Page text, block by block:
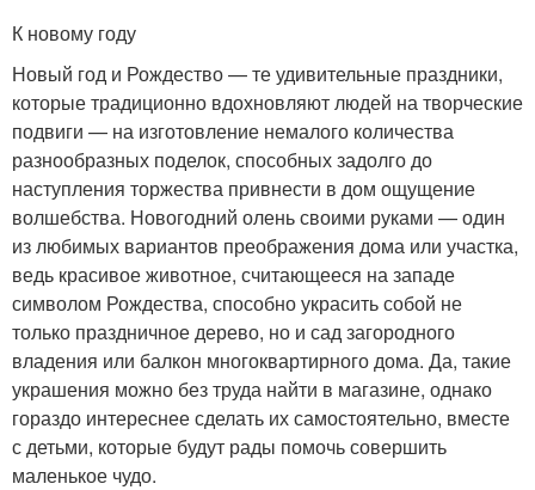
К новому году
Новый год и Рождество — те удивительные праздники,
которые традиционно вдохновляют людей на творческие
подвиги — на изготовление немалого количества
разнообразных поделок, способных задолго до
наступления торжества привнести в дом ощущение
волшебства. Новогодний олень своими руками — один
из любимых вариантов преображения дома или участка,
ведь красивое животное, считающееся на западе
символом Рождества, способно украсить собой не
только праздничное дерево, но и сад загородного
владения или балкон многоквартирного дома. Да, такие
украшения можно без труда найти в магазине, однако
гораздо интереснее сделать их самостоятельно, вместе
с детьми, которые будут рады помочь совершить
маленькое чудо.